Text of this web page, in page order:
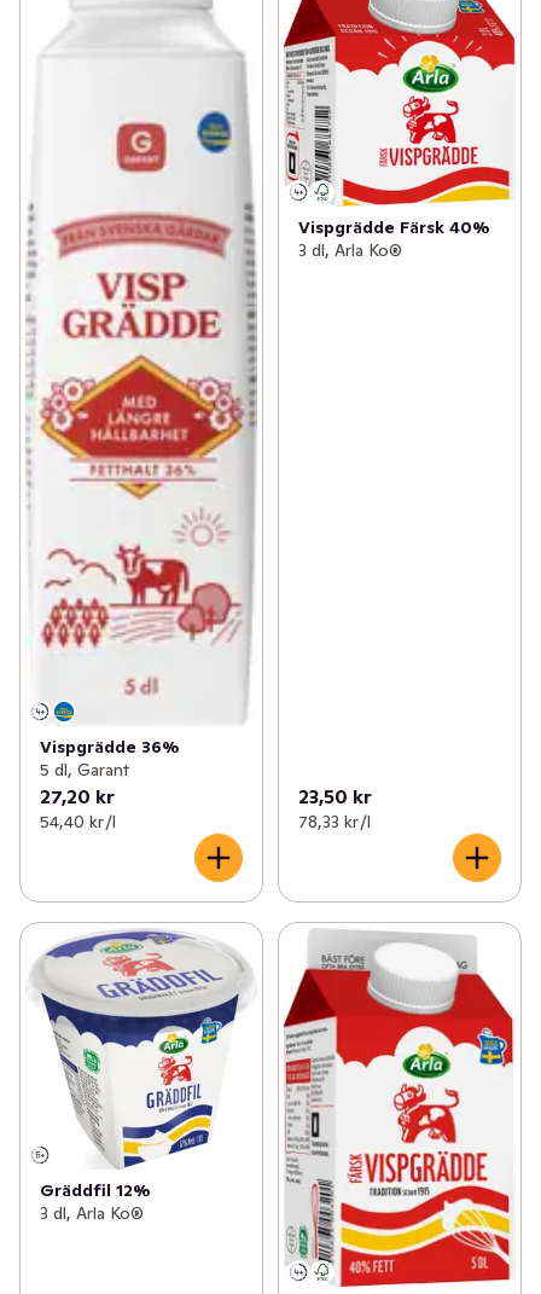
Vispgrädde 36%
5 dl, Garant
27,20 kr
54,40 kr /l
Vispgrädde Färsk 40%
3 dl, Arla Ko®
23,50 kr
78,33 kr /l
Gräddfil 12%
3 dl, Arla Ko®